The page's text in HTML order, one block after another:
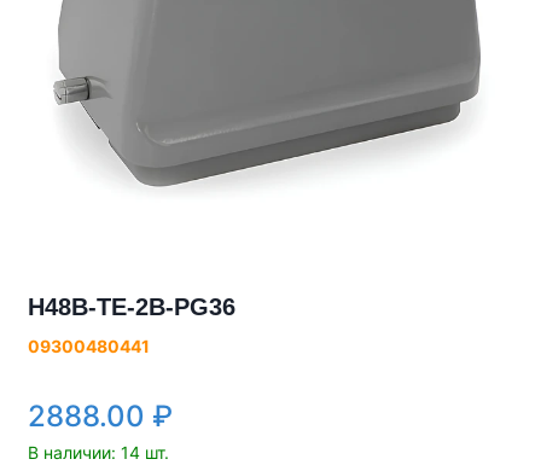
H48B-TE-2B-PG36
09300480441
2888.00 ₽
В наличии: 14 шт.